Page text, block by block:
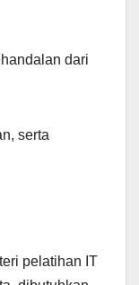
dari
serta
pelatihan IT